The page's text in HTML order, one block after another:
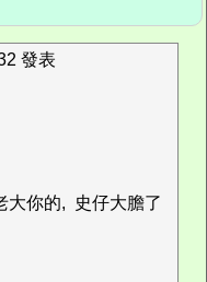
發表
大你的, 史仔大膽了